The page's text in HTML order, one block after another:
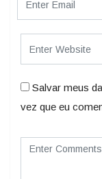
Salvar meus
vez que eu